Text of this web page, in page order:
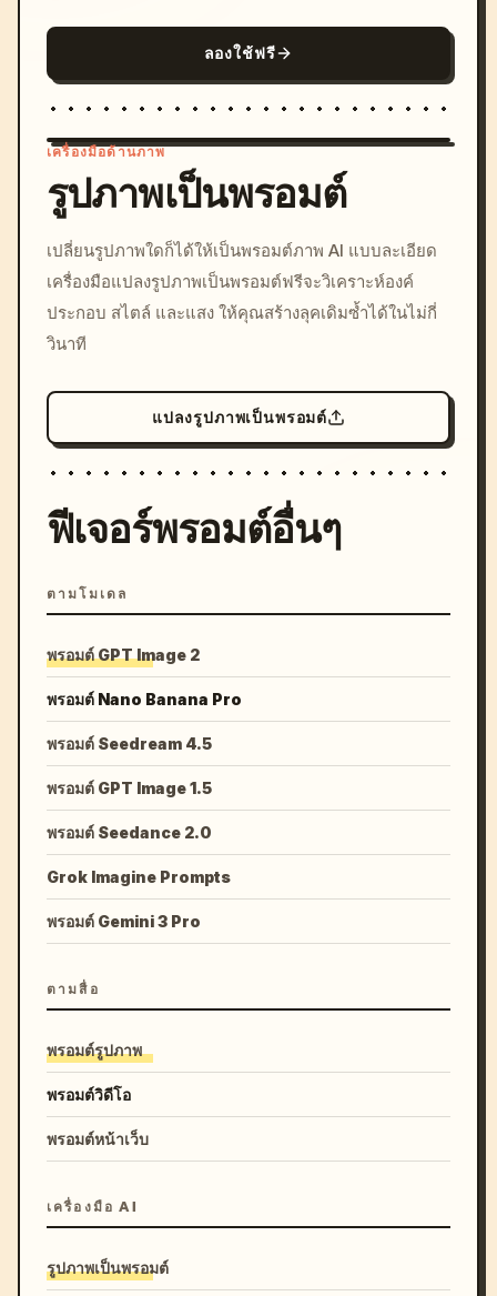
ลองใช้ฟรี
c, cyberpunk sunset, neon
colors, 8k --v 6.0
เครื่องมือด้านภาพ
รูปภาพเป็นพรอมต์
เปลี่ยนรูปภาพใดก็ได้ให้เป็นพรอมต์ภาพ AI แบบละเอียด
เครื่องมือแปลงรูปภาพเป็นพรอมต์ฟรีจะวิเคราะห์องค์
ประกอบ สไตล์ และแสง ให้คุณสร้างลุคเดิมซ้ำได้ในไม่กี่
วินาที
แปลงรูปภาพเป็นพรอมต์
ฟีเจอร์พรอมต์อื่นๆ
ตามโมเดล
พรอมต์ GPT Image 2
พรอมต์ Nano Banana Pro
พรอมต์ Seedream 4.5
พรอมต์ GPT Image 1.5
พรอมต์ Seedance 2.0
Grok Imagine Prompts
พรอมต์ Gemini 3 Pro
ตามสื่อ
พรอมต์รูปภาพ
พรอมต์วิดีโอ
พรอมต์หน้าเว็บ
เครื่องมือ AI
รูปภาพเป็นพรอมต์